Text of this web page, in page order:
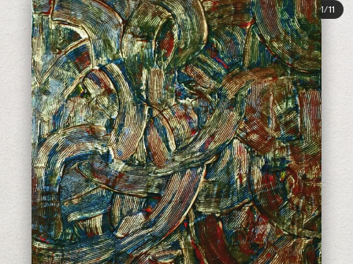
1/11